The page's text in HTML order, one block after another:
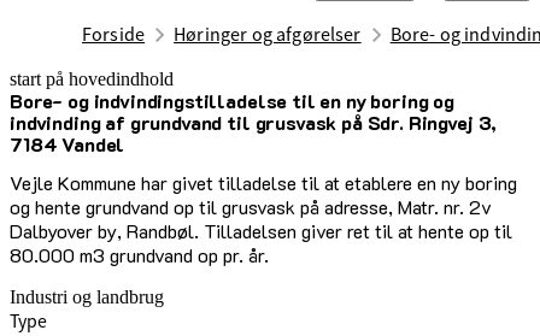
Forside Høringer og afgørelser Bore- og
start på hovedindhold
Bore- og indvindingstilladelse til en ny boring og
indvinding af grundvand til grusvask på Sdr. Ringvej 3,
7184 Vandel
Vejle Kommune har givet tilladelse til at etablere en ny boring
og hente grundvand op til grusvask på adresse, Matr. nr. 2v
Dalbyover by, Randbøl. Tilladelsen giver ret til at hente op til
80.000 m3 grundvand op pr. år.
senest opdateret 22. april 2025
Industri og landbrug
Type